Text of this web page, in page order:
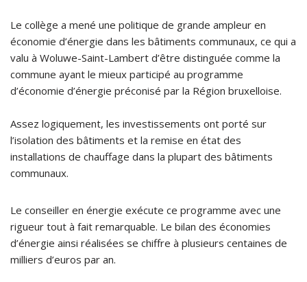
Le collège a mené une politique de grande ampleur en
économie d’énergie dans les bâtiments communaux, ce qui a
valu à Woluwe-Saint-Lambert d’être distinguée comme la
commune ayant le mieux participé au programme
d’économie d’énergie préconisé par la Région bruxelloise.
Assez logiquement, les investissements ont porté sur
l’isolation des bâtiments et la remise en état des
installations de chauffage dans la plupart des bâtiments
communaux.
Le conseiller en énergie exécute ce programme avec une
rigueur tout à fait remarquable. Le bilan des économies
d’énergie ainsi réalisées se chiffre à plusieurs centaines de
milliers d’euros par an.